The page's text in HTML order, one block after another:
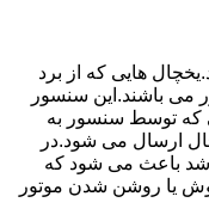
هایی که از برد
می باشند.این سنسور
که توسط سنسور به
ارسال می شود.در
باعث می شود که
یا روشن شدن موتور